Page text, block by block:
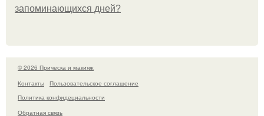
запоминающихся дней?
© 2026 Прическа и макияж
Контакты
Пользовательское соглашение
Политика конфидециальности
Обратная связь